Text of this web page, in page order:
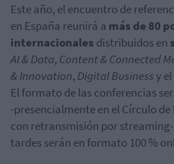
Este año, el encuentro de
en España reunirá a más de 80
internacionales distribuidos en
AI & Data, Content & Connected
& Innovation, Digital Businessy
El formato de las conferencias
-presencialmente en el Círculo
con retransmisión por
tardes serán en formato 100 %